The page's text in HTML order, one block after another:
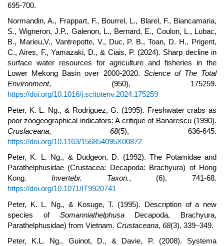
695-700.
Normandin, A., Frappart, F., Bourrel, L., Blarel, F., Biancamaria,
S., Wigneron, J.P., Galenon, L., Bernard, E., Coulon, L., Lubac,
B., Marieu,V., Vantrepotte, V., Duc, P. B., Toan, D. H., Prigent,
C., Aires, F., Yamazaki, D., & Ciais, P. (2024). Sharp decline in
surface water resources for agriculture and fisheries in the
Lower Mekong Basin over 2000-2020. Science of The Total
Environment, (950), 175259.
https://doi.org/10.1016/j.scitotenv.2024.175259
Peter, K. L. Ng., & Rodriguez, G. (1995). Freshwater crabs as
poor zoogeographical indicators: A critique of Banarescu (1990).
Cruslaceana, 68(5), 636-645.
https://doi.org/10.1163/156854095X00872
Peter, K. L. Ng., & Dudgeon, D. (1992). The Potamidae and
Parathelphusidae (Crustacea: Decapoda: Brachyura) of Hong
Kong. Invertebr. Taxon., (6), 741-68.
https://doi.org/10.1071/IT9920741
Peter, K. L. Ng., & Kosuge, T. (1995). Description of a new
species of SomanniathelphusaDecapoda, Brachyura,
Parathelphusidae) from Vietnam. Crustaceana, 68(3), 339–349.
Peter, K.L. Ng., Guinot, D., & Davie, P. (2008). Systema